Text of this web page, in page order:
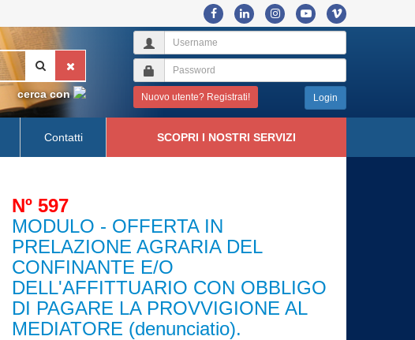
cerca con Nuovo utente? Registrati! Login
Contatti SCOPRI I NOSTRI SERVIZI
Nº 597
MODULO - OFFERTA IN
PRELAZIONE AGRARIA DEL
CONFINANTE E/O
DELL'AFFITTUARIO CON OBBLIGO
DI PAGARE LA PROVVIGIONE AL
MEDIATORE (denunciatio).